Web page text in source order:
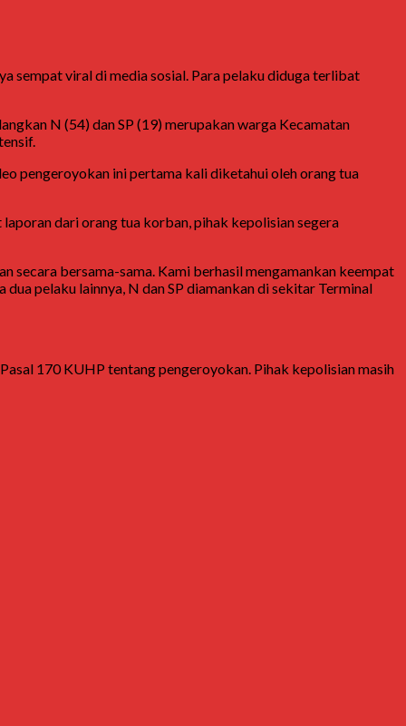
sempat viral di media sosial. Para pelaku diduga terlibat
N (54) dan SP (19) merupakan warga Kecamatan
pengeroyokan ini pertama kali diketahui oleh orang tua
dari orang tua korban, pihak kepolisian segera
secara bersama-sama. Kami berhasil mengamankan keempat
pelaku lainnya, N dan SP diamankan di sekitar Terminal
170 KUHP tentang pengeroyokan. Pihak kepolisian masih